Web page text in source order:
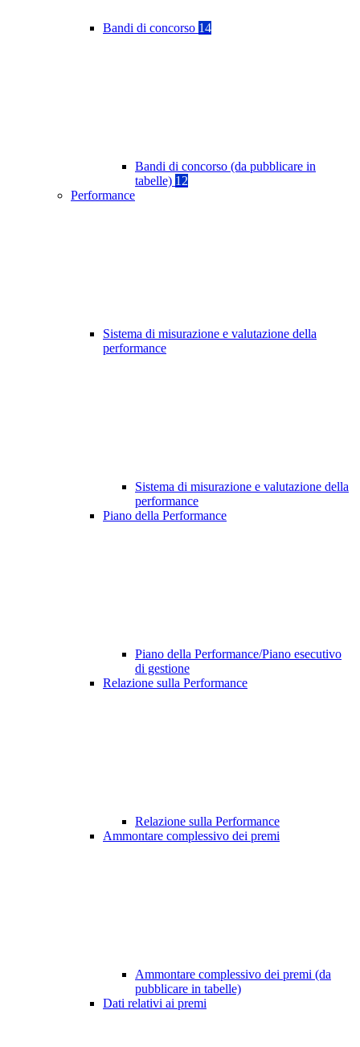
Bandi di concorso 14
Bandi di concorso (da pubblicare in
tabelle) 12
Performance
Sistema di misurazione e valutazione della
performance
Sistema di misurazione e valutazione della
performance
Piano della Performance
Piano della Performance/Piano esecutivo
di gestione
Relazione sulla Performance
Relazione sulla Performance
Ammontare complessivo dei premi
Ammontare complessivo dei premi (da
pubblicare in tabelle)
Dati relativi ai premi